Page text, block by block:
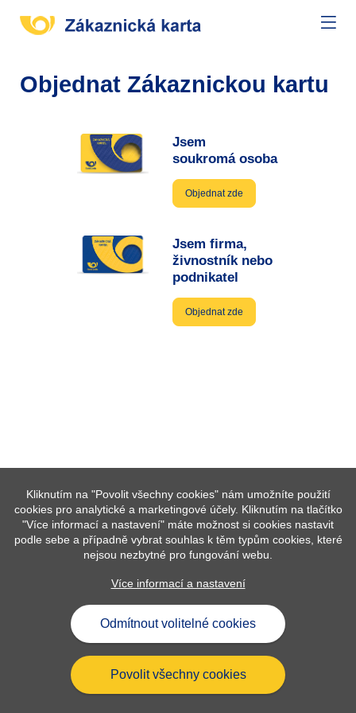
Objednat Zákaznickou kartu
Jsem
soukromá osoba
Objednat zde
Jsem firma,
živnostník nebo
podnikatel
Objednat zde
Přehled slev
Dokumenty ke stažení
Soubory cookies
Informace o zpracování osobních údajů
Kliknutím na "Povolit všechny cookies" nám umožníte použití
cookies pro analytické a marketingové účely. Kliknutím na tlačítko
"Více informací a nastavení" máte možnost si cookies nastavit
podle sebe a případně vybrat souhlas k těm typům cookies, které
nejsou nezbytné pro fungování webu.
Více informací a nastavení
Odmítnout volitelné cookies
Povolit všechny cookies